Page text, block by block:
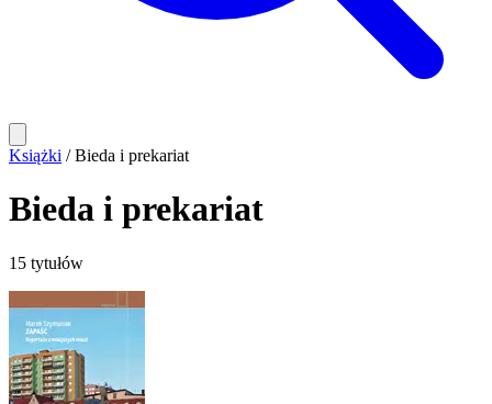
Książki / Bieda i prekariat
Bieda i prekariat
15 tytułów